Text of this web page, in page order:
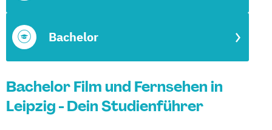
Bachelor
Bachelor Film und Fernsehen in
Leipzig - Dein Studienführer